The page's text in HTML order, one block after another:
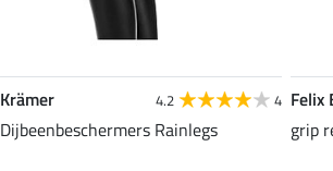
Krämer 4.2 4
Dijbeenbeschermers Rainlegs
Felix
grip